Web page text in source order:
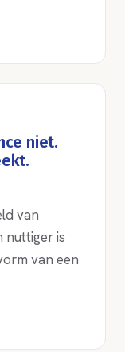
niet.
van
nuttiger is
van een